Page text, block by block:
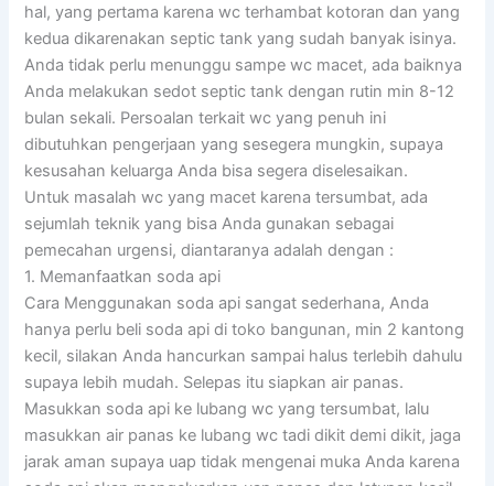
hal, yang pertama karena wc terhambat kotoran dan yang
kedua dikarenakan septic tank yang sudah banyak isinya.
Anda tidak perlu menunggu sampe wc macet, ada baiknya
Anda melakukan sedot septic tank dengan rutin min 8-12
bulan sekali. Persoalan terkait wc yang penuh ini
dibutuhkan pengerjaan yang sesegera mungkin, supaya
kesusahan keluarga Anda bisa segera diselesaikan.
Untuk masalah wc yang macet karena tersumbat, ada
sejumlah teknik yang bisa Anda gunakan sebagai
pemecahan urgensi, diantaranya adalah dengan :
1. Memanfaatkan soda api
Cara Menggunakan soda api sangat sederhana, Anda
hanya perlu beli soda api di toko bangunan, min 2 kantong
kecil, silakan Anda hancurkan sampai halus terlebih dahulu
supaya lebih mudah. Selepas itu siapkan air panas.
Masukkan soda api ke lubang wc yang tersumbat, lalu
masukkan air panas ke lubang wc tadi dikit demi dikit, jaga
jarak aman supaya uap tidak mengenai muka Anda karena